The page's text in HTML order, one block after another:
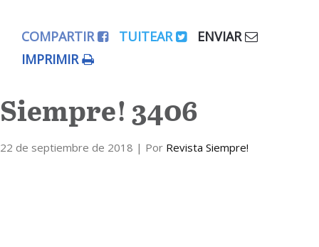
Editorial
Colaboradores
Internacional
COMPARTIR TUITEAR
ENVIAR
IMPRIMIR
Siempre! 3406
22 de septiembre de 2018 | Por Revista Siempre!